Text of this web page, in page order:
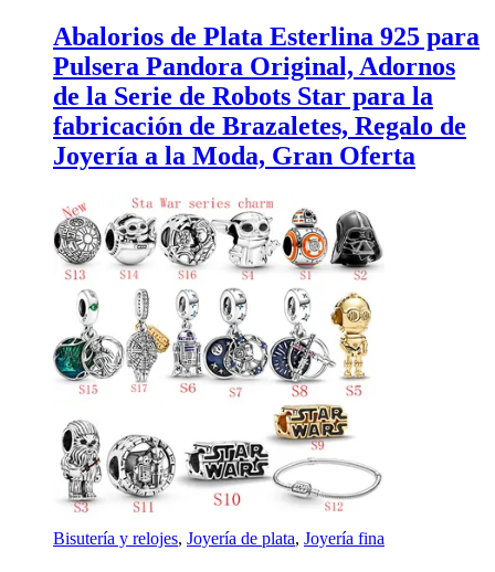
Abalorios de Plata Esterlina 925 para
Pulsera Pandora Original, Adornos
de la Serie de Robots Star para la
fabricación de Brazaletes, Regalo de
Joyería a la Moda, Gran Oferta
Bisutería y relojes, Joyería de plata, Joyería fina